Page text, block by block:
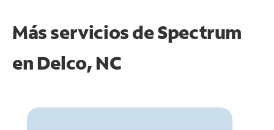
Más servicios de Spectrum
en Delco, NC